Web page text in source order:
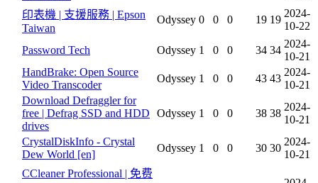
印表機 | 支援服務 | Epson
Taiwan
Odyssey 0 0 0 19 19
2024-
10-22
Password Tech
Odyssey 1 0 0 34 34
2024-
10-21
HandBrake: Open Source
Video Transcoder
Odyssey 1 0 0 43 43
2024-
10-21
Download Defraggler for
free | Defrag SSD and HDD
drives
Odyssey 1 0 0 38 38
2024-
10-21
CrystalDiskInfo - Crystal
Dew World [en]
Odyssey 1 0 0 30 30
2024-
10-21
CCleaner Professional | 免费